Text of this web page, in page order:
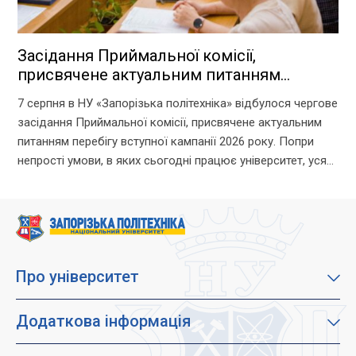
Засідання Приймальної комісії,
присвячене актуальним питанням
перебігу вступної кампанії 2026 року
7 серпня в НУ «Запорізька політехніка» відбулося чергове
засідання Приймальної комісії, присвячене актуальним
питанням перебігу вступної кампанії 2026 року. Попри
непрості умови, в яких сьогодні працює університет, уся
Про університет
Місія, візія та цінності
Додаткова інформація